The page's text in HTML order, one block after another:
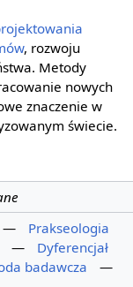
, rozwoju
Metody
nowych
znaczenie w
świecie.
—
Prakseologia
—
Dyferencjał
badawcza
—